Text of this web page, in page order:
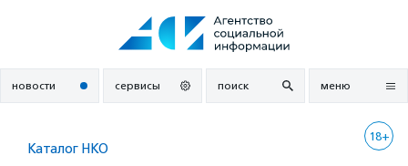
новости сервисы поиск меню
18+
Каталог НКО